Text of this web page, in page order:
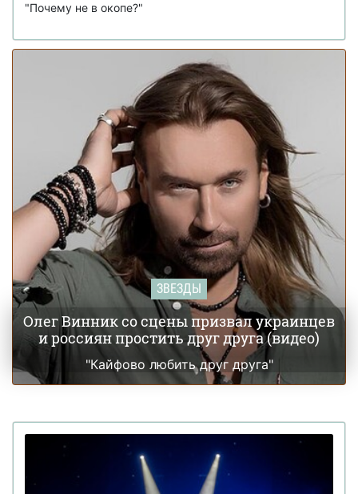
25 июня 18:05 Певица Слава Каминская опубликовала в
(фото)
Леся Никитюк тайно родила первенца: отец
ребенка поделился своими первыми эмоциями (фото)
"Почему не в окопе?"
ЗВЕЗДЫ
Олег Винник со сцены призвал украинцев
и россиян простить друг друга (видео)
"Кайфово любить друг друга"